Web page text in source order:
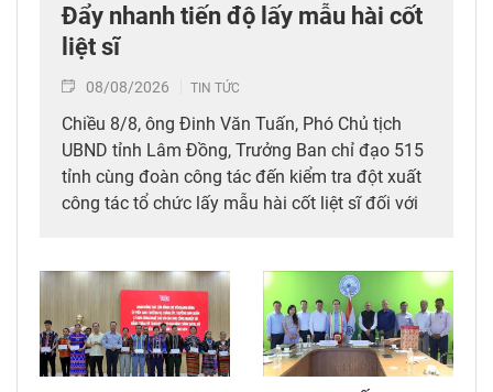
Đẩy nhanh tiến độ lấy mẫu hài cốt
liệt sĩ
08/08/2026 TIN TỨC
Chiều 8/8, ông Đinh Văn Tuấn, Phó Chủ tịch
UBND tỉnh Lâm Đồng, Trưởng Ban chỉ đạo 515
tỉnh cùng đoàn công tác đến kiểm tra đột xuất
công tác tổ chức lấy mẫu hài cốt liệt sĩ đối với
thời tặng quà cho cán bộ, chiến sĩ tham gia
công tác lấy mẫu tại đây.